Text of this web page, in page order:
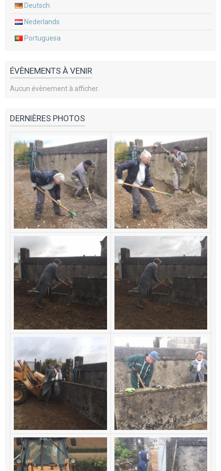
Deutsch
Nederlands
Portuguesa
ÉVÈNEMENTS À VENIR
Aucun évènement à afficher.
DERNIÈRES PHOTOS